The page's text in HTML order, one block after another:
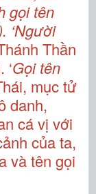
gọi tên
‘Người
Thần
Gọi tên
mục tử
danh,
cá vị với
của ta,
và tên gọi